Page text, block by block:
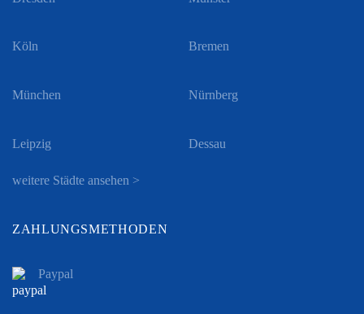
Köln
München
Leipzig
Bremen
Nürnberg
Dessau
weitere Städte ansehen >
ZAHLUNGSMETHODEN
Paypal